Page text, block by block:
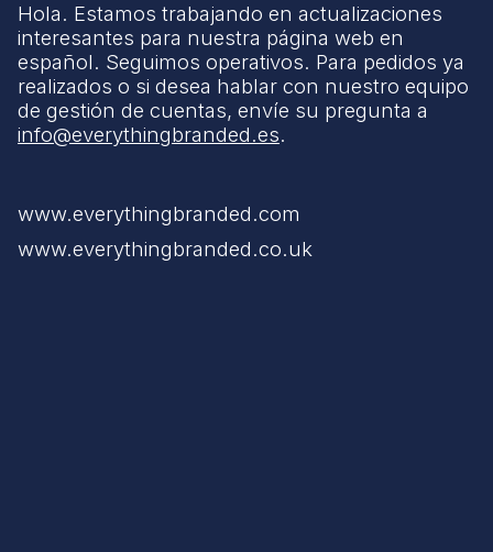
Hola. Estamos trabajando en actualizaciones
interesantes para nuestra página web en
español. Seguimos operativos. Para pedidos ya
realizados o si desea hablar con nuestro equipo
de gestión de cuentas, envíe su pregunta a
info@everythingbranded.es.
www.everythingbranded.com
www.everythingbranded.co.uk